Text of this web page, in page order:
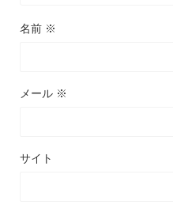
名前 ※
メール ※
サイト